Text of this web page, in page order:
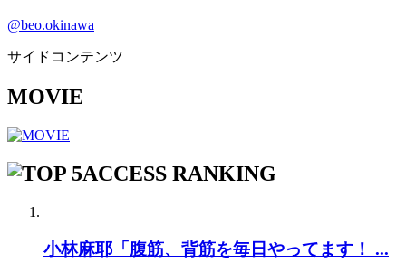
@beo.okinawa
サイドコンテンツ
MOVIE
ACCESS RANKING
小林麻耶「腹筋、背筋を毎日やってます！ ...